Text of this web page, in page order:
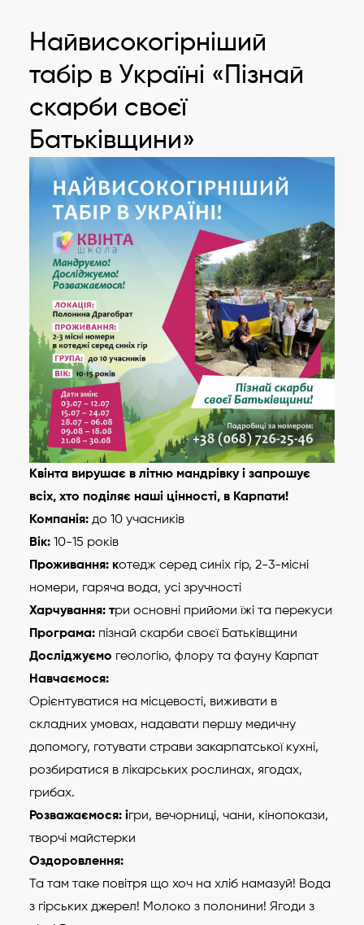
Найвисокогірніший
табір в Україні «Пізнай
скарби своєї
Батьківщини»
Квінта вирушає в літню мандрівку і запрошує
всіх, хто поділяє наші цінності, в Карпати!
Компанія: до 10 учасників
Вік: 10-15 років
Проживання: котедж серед синіх гір, 2-3-місні
номери, гаряча вода, усі зручності
Харчування: три основні прийоми їжі та перекуси
Програма: пізнай скарби своєї Батьківщини
Досліджуємо геологію, флору та фауну Карпат
Навчаємося:
Орієнтуватися на місцевості, виживати в
складних умовах, надавати першу медичну
допомогу, готувати страви закарпатської кухні,
розбиратися в лікарських рослинах, ягодах,
грибах.
Розважаємося: ігри, вечорниці, чани, кінопокази,
творчі майстерки
Оздоровлення:
Та там таке повітря що хоч на хліб намазуй! Вода
з гірських джерел! Молоко з полонини! Ягоди з